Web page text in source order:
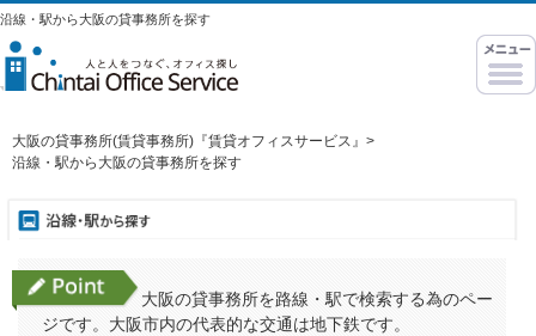
沿線・駅から大阪の貸事務所を探す
大阪の貸事務所(賃貸事務所)『賃貸オフィスサービス』 >
沿線・駅から大阪の貸事務所を探す
大阪の貸事務所を路線・駅で検索する為のペー
ジです。大阪市内の代表的な交通は地下鉄です。